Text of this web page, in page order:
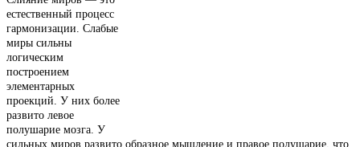
естественный процесс
гармонизации. Слабые
миры сильны
логическим
построением
элементарных
проекций. У них более
развито левое
полушарие мозга. У
сильных миров развито образное мышление и правое полушарие, что